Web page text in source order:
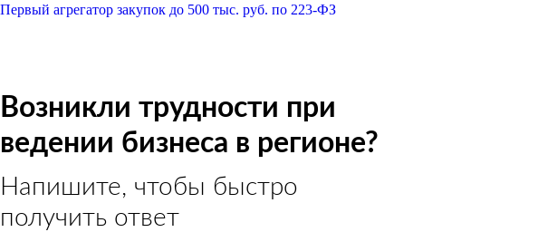
Первый агрегатор закупок до 500 тыс. руб. по 223-ФЗ
Возникли трудности при
ведении бизнеса в регионе?
Напишите, чтобы быстро
получить ответ